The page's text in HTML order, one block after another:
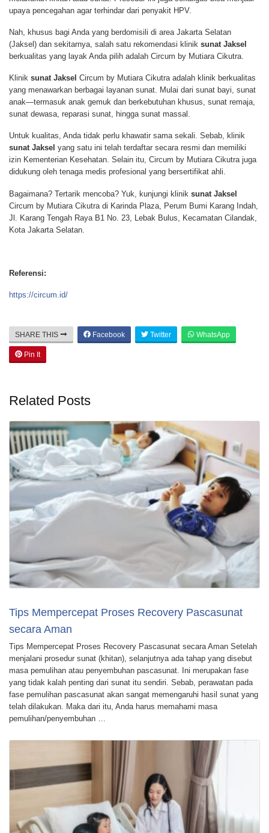
upaya pencegahan agar terhindar dari penyakit HPV.
Nah, khusus bagi Anda yang berdomisili di area Jakarta Selatan
(Jaksel) dan sekitarnya, salah satu rekomendasi klinik sunat Jaksel
berkualitas yang layak Anda pilih adalah Circum by Mutiara Cikutra.
Klinik sunat Jaksel Circum by Mutiara Cikutra adalah klinik berkualitas
yang menawarkan berbagai layanan sunat. Mulai dari sunat bayi, sunat
anak—termasuk anak gemuk dan berkebutuhan khusus, sunat remaja,
sunat dewasa, reparasi sunat, hingga sunat massal.
Untuk kualitas, Anda tidak perlu khawatir sama sekali. Sebab, klinik
sunat Jaksel yang satu ini telah terdaftar secara resmi dan memiliki
izin Kementerian Kesehatan. Selain itu, Circum by Mutiara Cikutra juga
didukung oleh tenaga medis profesional yang bersertifikat ahli.
Bagaimana? Tertarik mencoba? Yuk, kunjungi klinik sunat Jaksel
Circum by Mutiara Cikutra di Karinda Plaza, Perum Bumi Karang Indah,
Jl. Karang Tengah Raya B1 No. 23, Lebak Bulus, Kecamatan Cilandak,
Kota Jakarta Selatan.
Referensi:
https://circum.id/
SHARE THIS Facebook Twitter WhatsApp
Pin It
Related Posts
Tips Mempercepat Proses Recovery Pascasunat
secara Aman
Tips Mempercepat Proses Recovery Pascasunat secara Aman Setelah
menjalani prosedur sunat (khitan), selanjutnya ada tahap yang disebut
masa pemulihan atau penyembuhan pascasunat. Ini merupakan fase
yang tidak kalah penting dari sunat itu sendiri. Sebab, perawatan pada
fase pemulihan pascasunat akan sangat memengaruhi hasil sunat yang
telah dilakukan. Maka dari itu, Anda harus memahami masa
pemulihan/penyembuhan …